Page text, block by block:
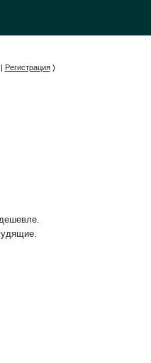
Регистрация)